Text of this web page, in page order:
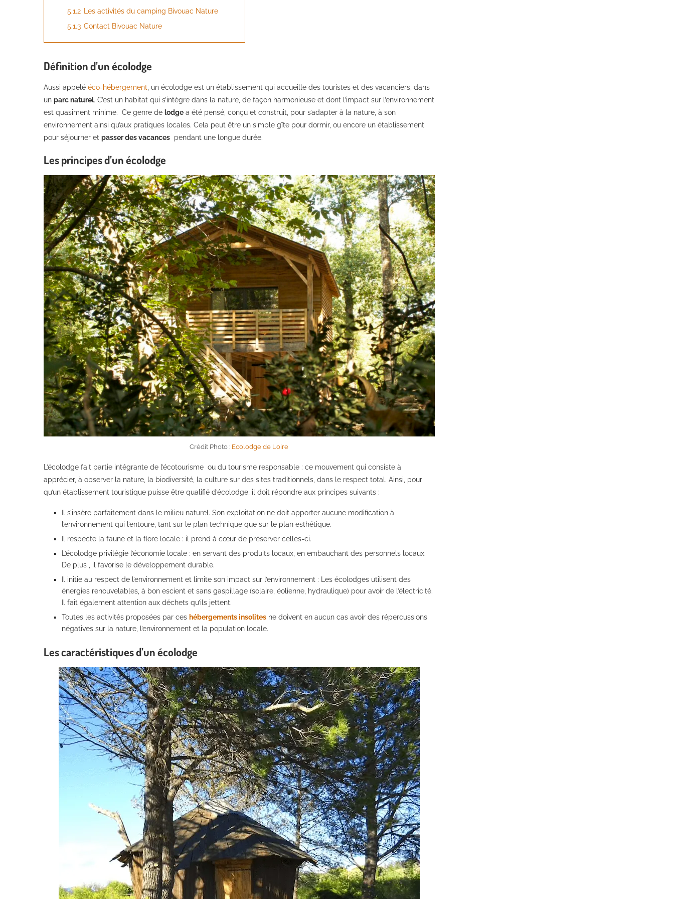
5.1.2 Les activités du camping Bivouac Nature
5.1.3 Contact Bivouac Nature
Définition d’un écolodge
Aussi appelé éco-hébergement, un écolodge est un établissement qui accueille des touristes et des vacanciers, dans
un parc naturel. C’est un habitat qui s’intègre dans la nature, de façon harmonieuse et dont l’impact sur l’environnement
est quasiment minime. Ce genre de lodge a été pensé, conçu et construit, pour s’adapter à la nature, à son
environnement ainsi qu’aux pratiques locales. Cela peut être un simple gîte pour dormir, ou encore un établissement
pour séjourner et passer des vacances pendant une longue durée.
Les principes d’un écolodge
Crédit Photo : Ecolodge de Loire
L’écolodge fait partie intégrante de l’écotourisme ou du tourisme responsable : ce mouvement qui consiste à
apprécier, à observer la nature, la biodiversité, la culture sur des sites traditionnels, dans le respect total. Ainsi, pour
qu’un établissement touristique puisse être qualifié d’écolodge, il doit répondre aux principes suivants :
Il s’insère parfaitement dans le milieu naturel. Son exploitation ne doit apporter aucune modification à
l’environnement qui l’entoure, tant sur le plan technique que sur le plan esthétique.
Il respecte la faune et la flore locale : il prend à cœur de préserver celles-ci.
L’écolodge privilégie l’économie locale : en servant des produits locaux, en embauchant des personnels locaux.
De plus , il favorise le développement durable.
Il initie au respect de l’environnement et limite son impact sur l’environnement : Les écolodges utilisent des
énergies renouvelables, à bon escient et sans gaspillage (solaire, éolienne, hydraulique) pour avoir de l’électricité.
Il fait également attention aux déchets qu’ils jettent.
Toutes les activités proposées par ces hébergements insolites ne doivent en aucun cas avoir des répercussions
négatives sur la nature, l’environnement et la population locale.
Les caractéristiques d’un écolodge